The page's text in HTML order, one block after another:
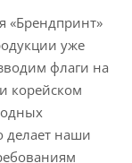
«Брендпринт»
уже
флаги на
корейском
делает наши